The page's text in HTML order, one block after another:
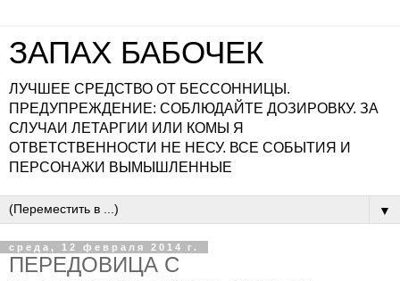
ЗАПАХ БАБОЧЕК
ЛУЧШЕЕ СРЕДСТВО ОТ БЕССОННИЦЫ.
ПРЕДУПРЕЖДЕНИЕ: СОБЛЮДАЙТЕ ДОЗИРОВКУ. ЗА
СЛУЧАИ ЛЕТАРГИИ ИЛИ КОМЫ Я
ОТВЕТСТВЕННОСТИ НЕ НЕСУ. ВСЕ СОБЫТИЯ И
ПЕРСОНАЖИ ВЫМЫШЛЕННЫЕ
▼
среда, 12 февраля 2014 г.
ПЕРЕДОВИЦА С